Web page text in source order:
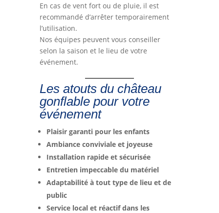
En cas de vent fort ou de pluie, il est
recommandé d’arrêter temporairement
l’utilisation.
Nos équipes peuvent vous conseiller
selon la saison et le lieu de votre
événement.
Les atouts du château
gonflable pour votre
événement
Plaisir garanti pour les enfants
Ambiance conviviale et joyeuse
Installation rapide et sécurisée
Entretien impeccable du matériel
Adaptabilité à tout type de lieu et de
public
Service local et réactif dans les